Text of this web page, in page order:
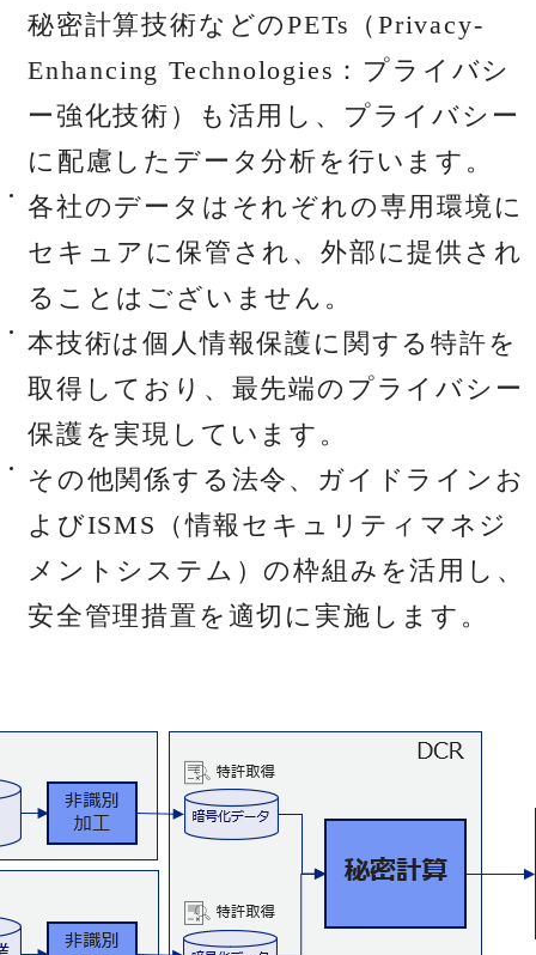
秘密計算技術などのPETs（Privacy-
Enhancing Technologies：プライバシ
ー強化技術）も活用し、プライバシー
に配慮したデータ分析を行います。
各社のデータはそれぞれの専用環境に
セキュアに保管され、外部に提供され
ることはございません。
本技術は個人情報保護に関する特許を
取得しており、最先端のプライバシー
保護を実現しています。
その他関係する法令、ガイドラインお
よびISMS（情報セキュリティマネジ
メントシステム）の枠組みを活用し、
安全管理措置を適切に実施します。